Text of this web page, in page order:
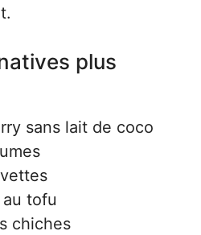
plus
sans lait de coco
tofu
chiches